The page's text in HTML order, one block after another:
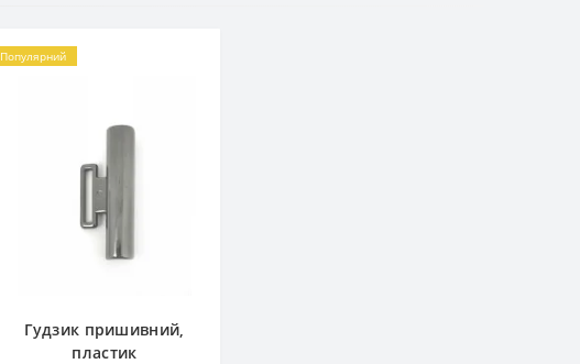
Популярний
Гудзик пришивний,
пластик